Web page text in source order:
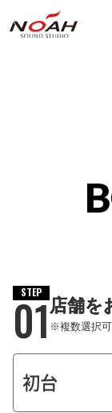
STEP
01店舗を
※複数選択可